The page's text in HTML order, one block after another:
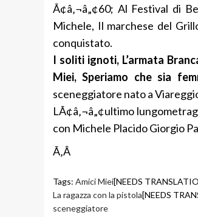
Ã¢â‚¬â„¢60; Al Festival di
Michele, Il marchese del
conquistato.
I soliti ignoti, L’armata
Miei, Speriamo che sia
sceneggiatore nato a
LÃ¢â‚¬â„¢ultimo
con Michele Placido Giorgio
Ã‚Â
Tags: Amici Miei[NEEDS
La ragazza con la pistola[NEEDS
sceneggiatore